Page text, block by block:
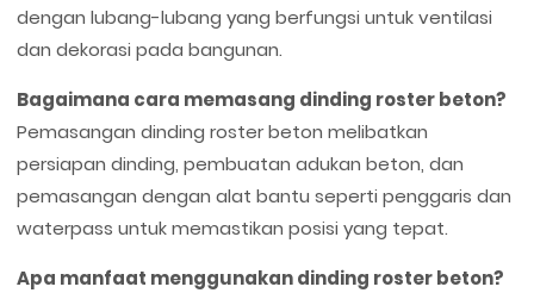
dengan lubang-lubang yang berfungsi untuk ventilasi
dan dekorasi pada bangunan.
Bagaimana cara memasang dinding roster beton?
Pemasangan dinding roster beton melibatkan
persiapan dinding, pembuatan adukan beton, dan
pemasangan dengan alat bantu seperti penggaris dan
waterpass untuk memastikan posisi yang tepat.
Apa manfaat menggunakan dinding roster beton?